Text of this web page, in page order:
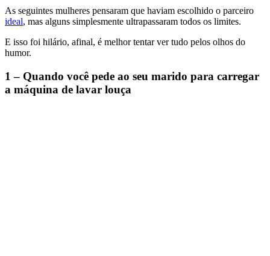
As seguintes mulheres pensaram que haviam escolhido o parceiro
ideal, mas alguns simplesmente ultrapassaram todos os limites.
E isso foi hilário, afinal, é melhor tentar ver tudo pelos olhos do
humor.
1 – Quando você pede ao seu marido para carregar
a máquina de lavar louça